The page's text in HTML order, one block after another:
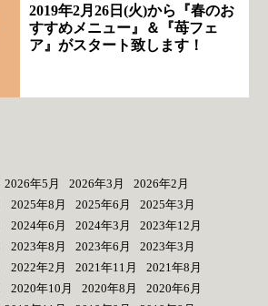
2019年2月26日(火)から『春のお
すすめメニュー』＆『苺フェ
ア』がスタート致します！
2026年5月 2026年3月
2026年2月
2025年8月 2025年6月
2025年3月
2024年6月 2024年3月
2023年12月
2023年8月 2023年6月
2023年3月
2022年2月 2021年11月
2021年8月
2020年10月 2020年8月
2020年6月